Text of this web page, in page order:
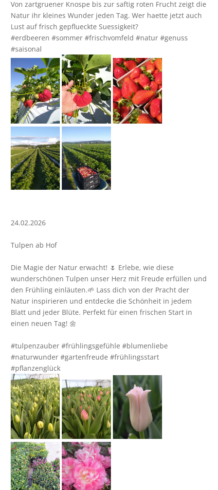
Von zartgruener Knospe bis zur saftig roten Frucht zeigt die
Natur ihr kleines Wunder jeden Tag. Wer haette jetzt auch
Lust auf frisch gepflueckte Suessigkeit?
#erdbeeren #sommer #frischvomfeld #natur #genuss
24.02.2026
Tulpen ab Hof
Die Magie der Natur erwacht! 🌷 Erlebe, wie diese
wunderschönen Tulpen unser Herz mit Freude erfüllen und
den Frühling einläuten.🌱 Lass dich von der Pracht der
Natur inspirieren und entdecke die Schönheit in jedem
Blatt und jeder Blüte. Perfekt für einen frischen Start in
einen neuen Tag! 🌼
#tulpenzauber #frühlingsgefühle #blumenliebe
#naturwunder #gartenfreude #frühlingsstart